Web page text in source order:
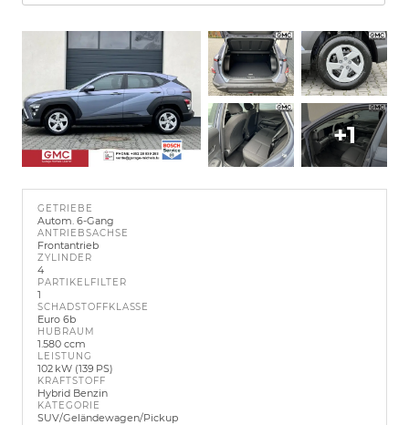
+1
GETRIEBE
Autom. 6-Gang
ANTRIEBSACHSE
Frontantrieb
ZYLINDER
4
PARTIKELFILTER
1
SCHADSTOFFKLASSE
Euro 6b
HUBRAUM
1.580 ccm
LEISTUNG
102 kW (139 PS)
KRAFTSTOFF
Hybrid Benzin
KATEGORIE
SUV/Geländewagen/Pickup